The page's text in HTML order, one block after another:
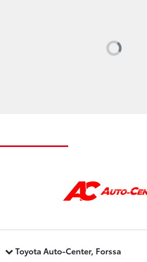
Toyota Auto-Center, Forssa